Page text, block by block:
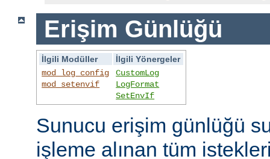
Erişim Günlüğü
İlgili Modüller
İlgili Yönergeler
mod_log_config
mod_setenvif
CustomLog
LogFormat
SetEnvIf
Sunucu erişim günlüğü
işleme alınan tüm